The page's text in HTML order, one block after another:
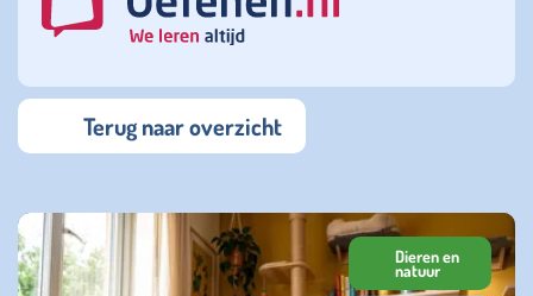
Terug naar overzicht
Dieren en
natuur